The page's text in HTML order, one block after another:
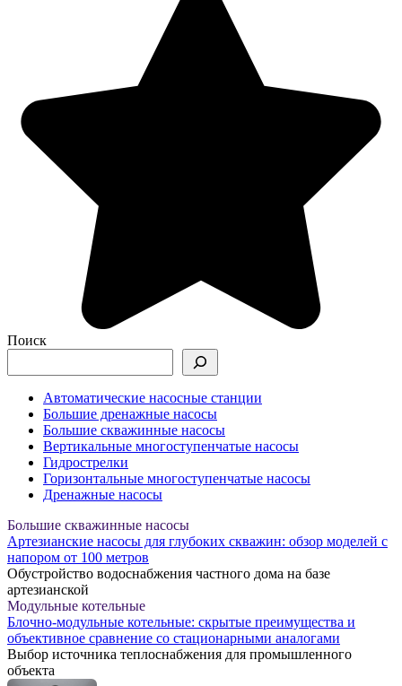
Поиск
Автоматические насосные станции
Большие дренажные насосы
Большие скважинные насосы
Вертикальные многоступенчатые насосы
Гидрострелки
Горизонтальные многоступенчатые насосы
Дренажные насосы
Большие скважинные насосы
Артезианские насосы для глубоких скважин: обзор моделей с
напором от 100 метров
Обустройство водоснабжения частного дома на базе
артезианской
Модульные котельные
Блочно-модульные котельные: скрытые преимущества и
объективное сравнение со стационарными аналогами
Выбор источника теплоснабжения для промышленного
объекта